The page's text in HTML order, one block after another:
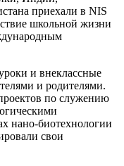
приехали в NIS
школьной жизни
и внеклассные
и родителями.
по служению
нано-биотехнологии
свои